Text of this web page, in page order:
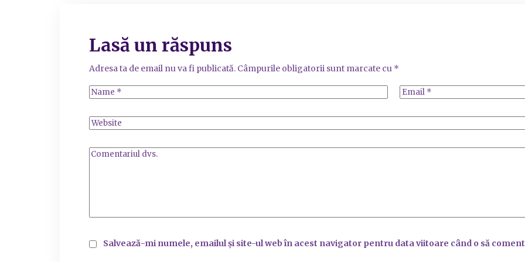
Lasă un răspuns
Adresa ta de email nu va fi publicată. Câmpurile obligatorii sunt marcate cu *
Salvează-mi numele, emailul și site-ul web în acest navigator pentru data viitoare când o să